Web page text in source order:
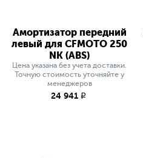
Амортизатор передний
левый для CFMOTO 250
NK (ABS)
Цена указана без учета доставки.
Точную стоимость уточняйте у
менеджеров
24 941 q